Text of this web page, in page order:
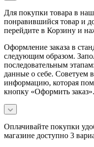
Для покупки товара в
понравившийся товар и
перейдите в Корзину и
Оформление заказа в
следующим образом.
последовательным
данные о себе. Советуем
информацию, которая
кнопку «Оформить заказ».
Оплачивайте покупки
магазине доступно 3